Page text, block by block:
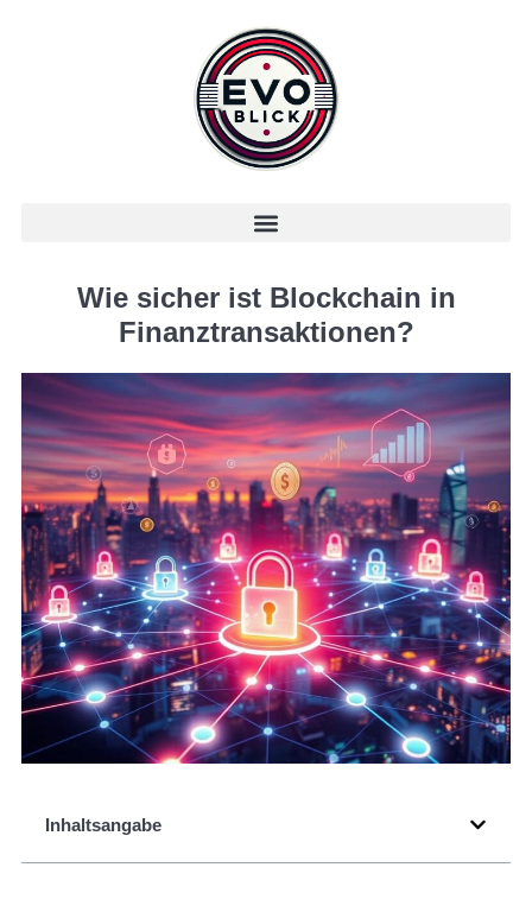
Wie sicher ist Blockchain in
Finanztransaktionen?
Inhaltsangabe